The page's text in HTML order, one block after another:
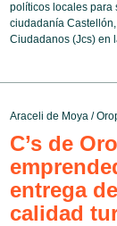
políticos locales para
ciudadanía
Ciudadanos (Jcs) en
Araceli de Moya/
C’s de
entrega
calidad